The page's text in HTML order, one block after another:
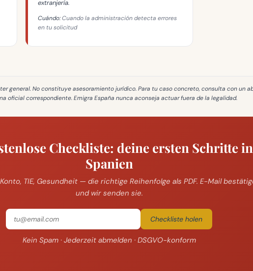
extranjería.
Cuándo:Cuando la administración detecta errores
en tu solicitud
general. No constituye asesoramiento jurídico. Para tu caso concreto, consulta con un
oficial correspondiente. Emigra España nunca aconseja actuar fuera de la legalidad.
Checkliste: deine ersten Schritte in
Spanien
Konto, TIE, Gesundheit — die richtige Reihenfolge als PDF. E-Mail
und wir senden sie.
Checkliste holen
Kein Spam · Jederzeit abmelden · DSGVO-konform